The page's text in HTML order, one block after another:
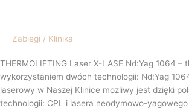
Zabiegi / Klinika
THERMOLIFTING Laser X-LASE Nd:Yag 1064 –
wykorzystaniem dwóch technologii: Nd:Yag
laserowy w Naszej Klinice możliwy jest dzięki
technologii: CPL i lasera neodymowo-